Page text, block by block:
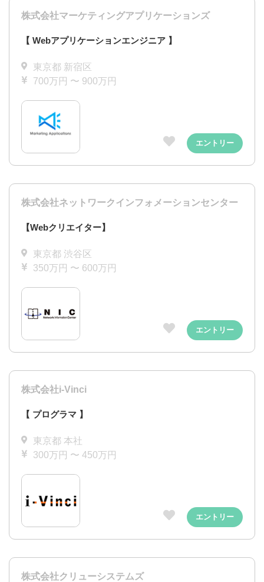
株式会社マーケティングアプリケーションズ
【 Webアプリケーションエンジニア 】
東京都 新宿区
700万円 〜 900万円
エントリー
株式会社ネットワークインフォメーションセンター
【Webクリエイター】
東京都 渋谷区
350万円 〜 600万円
エントリー
株式会社i-Vinci
【 プログラマ 】
東京都 本社
300万円 〜 450万円
エントリー
株式会社クリューシステムズ